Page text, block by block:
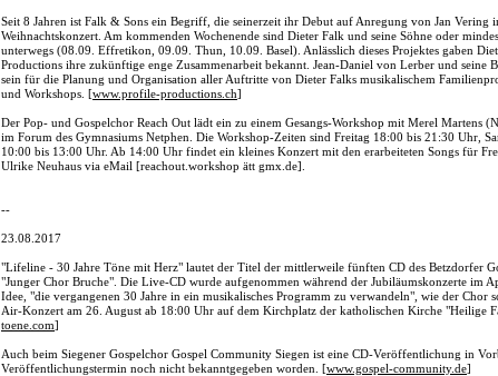
Seit 8 Jahren ist Falk & Sons ein Begriff, die seinerzeit ihr Debut auf Anregung von Jan Vering
Weihnachtskonzert. Am kommenden Wochenende sind Dieter Falk und seine Söhne oder
unterwegs (08.09. Effretikon, 09.09. Thun, 10.09. Basel). Anlässlich dieses Projektes gaben
Productions ihre zukünftige enge Zusammenarbeit bekannt. Jean-Daniel von Lerber und seine
sein für die Planung und Organisation aller Auftritte von Dieter Falks musikalischem
und Workshops. [www.profile-productions.ch]
Der Pop- und Gospelchor Reach Out lädt ein zu einem Gesangs-Workshop mit Merel Martens
im Forum des Gymnasiums Netphen. Die Workshop-Zeiten sind Freitag 18:00 bis 21:30 Uhr,
10:00 bis 13:00 Uhr. Ab 14:00 Uhr findet ein kleines Konzert mit den erarbeiteten Songs für
Ulrike Neuhaus via eMail [reachout.workshop ätt gmx.de].
--
23.08.2017
"Lifeline - 30 Jahre Töne mit Herz" lautet der Titel der mittlerweile fünften CD des Betzdorfer
"Junger Chor Bruche". Die Live-CD wurde aufgenommen während der Jubiläumskonzerte im
Idee, "die vergangenen 30 Jahre in ein musikalisches Programm zu verwandeln", wie der Chor
Air-Konzert am 26. August ab 18:00 Uhr auf dem Kirchplatz der katholischen Kirche "Heilige
toene.com]
Auch beim Siegener Gospelchor Gospel Community Siegen ist eine CD-Veröffentlichung in
Veröffentlichungstermin noch nicht bekanntgegeben worden. [www.gospel-community.de]